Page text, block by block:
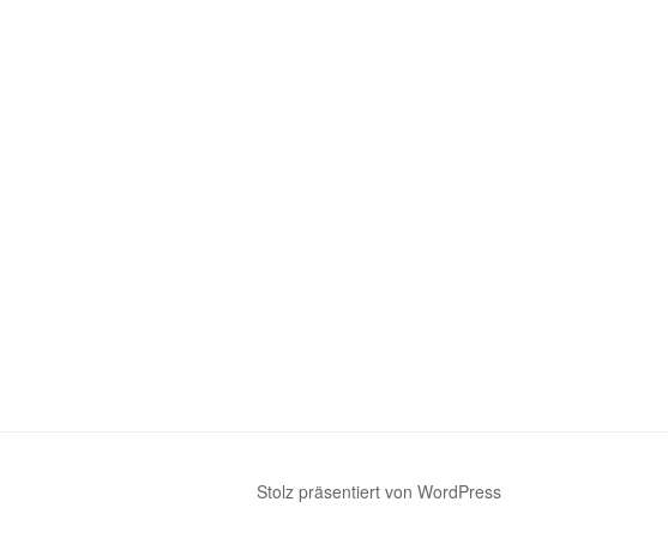
Stolz präsentiert von WordPress